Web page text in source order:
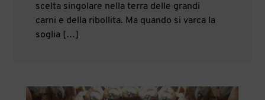
scelta singolare nella terra delle grandi
carni e della ribollita. Ma quando si varca la
soglia […]